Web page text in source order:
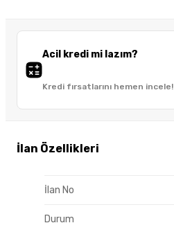
Acil kredi mi lazım?
Kredi fırsatlarını hemen incele!
İlan Özellikleri
İlan No
Durum